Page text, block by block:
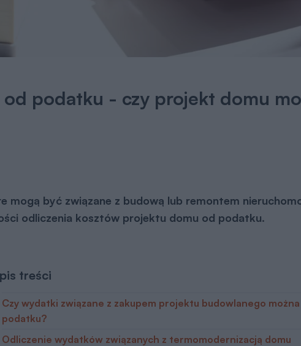
podatku - czy projekt domu
być związane z budową lub remontem
odliczenia kosztów projektu domu od podatku.
treści
Czy wydatki związane z zakupem projektu budowlanego
podatku?
Odliczenie wydatków związanych z termomodernizacją domu